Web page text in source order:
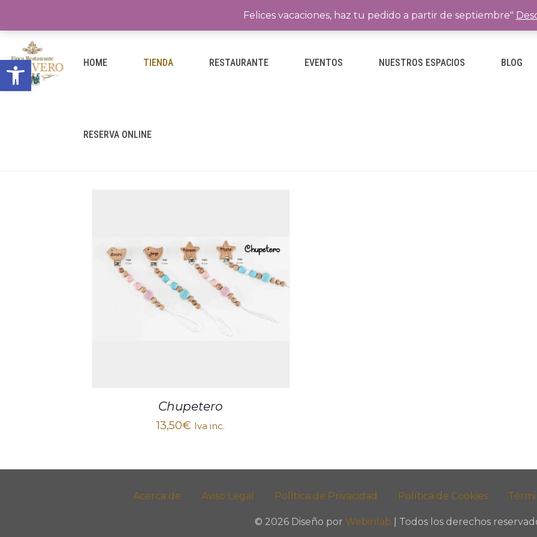
Abrir barra de herramientas
HOME TIENDA RESTAURANTE EVENTOS NUESTROS ESPACIOS BLOG
RESERVA ONLINE
Chupetero
13,50€ Iva inc.
Acerca de Aviso Legal Política de Privacidad Política de Cookies
© 2026 Diseño por Webinlab | Todos los derechos
Felices vacaciones, haz tu pedido a partir de septiembre"